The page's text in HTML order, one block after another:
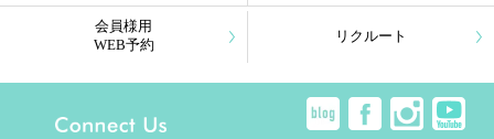
会員様用
WEB予約
リクルート